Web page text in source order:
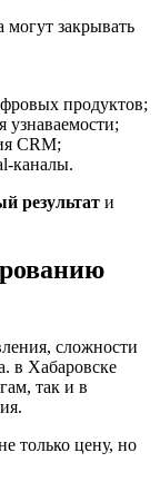
могут закрывать
продуктов;
CRM;
каналы.
результат и
сложности
в Хабаровске
так и в
только цену, но